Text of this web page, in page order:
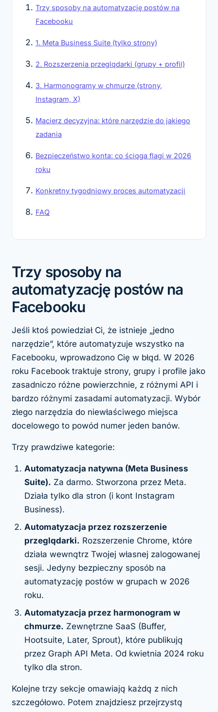
Trzy sposoby na automatyzację postów na
Facebooku
1. Meta Business Suite (tylko strony)
2. Rozszerzenia przeglądarki (grupy + profil)
3. Harmonogramy w chmurze (strony,
Instagram, X)
Macierz decyzyjna: które narzędzie do jakiego
zadania
Bezpieczeństwo konta: co ściąga flagi w 2026
roku
Konkretny tygodniowy proces automatyzacji
FAQ
Trzy sposoby na
automatyzację postów na
Facebooku
Jeśli ktoś powiedział Ci, że istnieje „jedno
narzędzie”, które automatyzuje wszystko na
Facebooku, wprowadzono Cię w błąd. W 2026
roku Facebook traktuje strony, grupy i profile jako
zasadniczo różne powierzchnie, z różnymi API i
bardzo różnymi zasadami automatyzacji. Wybór
złego narzędzia do niewłaściwego miejsca
docelowego to powód numer jeden banów.
Trzy prawdziwe kategorie:
Automatyzacja natywna (Meta Business
Suite). Za darmo. Stworzona przez Meta.
Działa tylko dla stron (i kont Instagram
Business).
Automatyzacja przez rozszerzenie
przeglądarki. Rozszerzenie Chrome, które
działa wewnątrz Twojej własnej zalogowanej
sesji. Jedyny bezpieczny sposób na
automatyzację postów w grupach w 2026
roku.
Automatyzacja przez harmonogram w
chmurze. Zewnętrzne SaaS (Buffer,
Hootsuite, Later, Sprout), które publikują
przez Graph API Meta. Od kwietnia 2024 roku
tylko dla stron.
Kolejne trzy sekcje omawiają każdą z nich
szczegółowo. Potem znajdziesz przejrzystą